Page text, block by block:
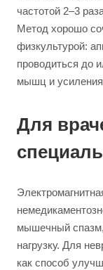
частотой 2–3
Метод хорошо
физкультурой:
проводиться до
мышц и
Для
мышечный
нагрузку. Для
как способ